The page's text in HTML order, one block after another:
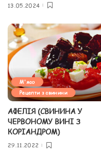
13.05.2024
М'ясо
Рецепти з свинини
АФЕЛІЯ (СВИНИНА У
ЧЕРВОНОМУ ВИНІ З
КОРІАНДРОМ)
29.11.2022